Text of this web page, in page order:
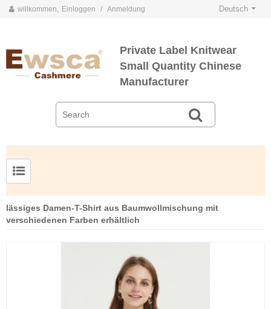
willkommen, Einloggen / Anmeldung Deutsch
Private Label Knitwear
Small Quantity Chinese
Manufacturer
lässiges Damen-T-Shirt aus Baumwollmischung mit
verschiedenen Farben erhältlich